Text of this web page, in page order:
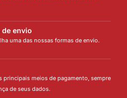
envio
uma das nossas formas de envio.
principais meios de pagamento, sempre
de seus dados.